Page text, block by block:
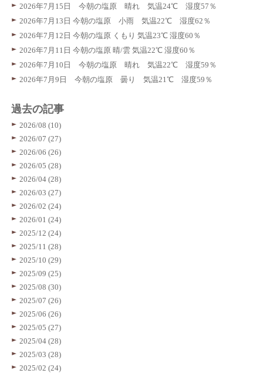
2026年7月15日 今朝の塩原 晴れ 気温24℃ 湿度57％
2026年7月13日 今朝の塩原 小雨 気温22℃ 湿度62％
2026年7月12日 今朝の塩原 くもり 気温23℃ 湿度60％
2026年7月11日 今朝の塩原 晴/雲 気温22℃ 湿度60％
2026年7月10日 今朝の塩原 晴れ 気温22℃ 湿度59％
2026年7月9日 今朝の塩原 曇り 気温21℃ 湿度59％
過去の記事
2026/08 (10)
2026/07 (27)
2026/06 (26)
2026/05 (28)
2026/04 (28)
2026/03 (27)
2026/02 (24)
2026/01 (24)
2025/12 (24)
2025/11 (28)
2025/10 (29)
2025/09 (25)
2025/08 (30)
2025/07 (26)
2025/06 (26)
2025/05 (27)
2025/04 (28)
2025/03 (28)
2025/02 (24)